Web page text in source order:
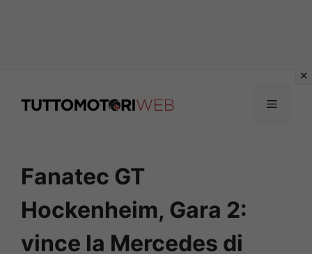
Menu
Fanatec GT
Hockenheim, Gara 2:
vince la Mercedes di